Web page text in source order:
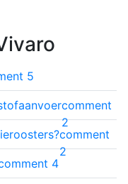
5
comment
2
comment
2
4